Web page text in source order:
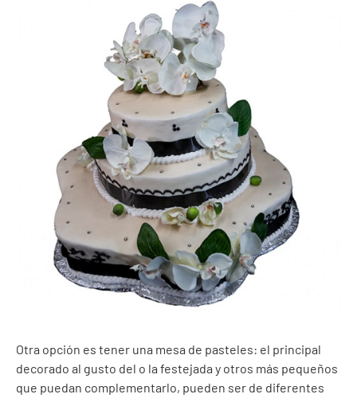
Otra opción es tener una mesa de pasteles: el principal
decorado al gusto del o la festejada y otros más pequeños
que puedan complementarlo, pueden ser de diferentes